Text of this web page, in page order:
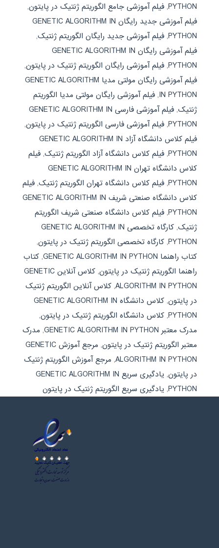
PYTHON
, فیلم آموزشی جامع الگوریتم ژنتیک در پایتون,
فیلم آموزشی جدید رایگان GENETIC ALGORITHM IN
PYTHON
, فیلم آموزشی جدید رایگان الگوریتم ژنتیک,
فیلم آموزشی رایگان GENETIC ALGORITHM IN
PYTHON
, فیلم آموزشی رایگان الگوریتم ژنتیک در پایتون,
فیلم آموزشی رایگان مولتی مدیا GENETIC ALGORITHM
IN PYTHON
, فیلم آموزشی رایگان مولتی مدیا الگوریتم
ژنتیک,
فیلم آموزشی فارسی GENETIC ALGORITHM IN
PYTHON
, فیلم آموزشی فارسی الگوریتم ژنتیک در پایتون,
فیلم کلاس دانشگاه آزاد GENETIC ALGORITHM IN
PYTHON
, فیلم کلاس دانشگاه آزاد الگوریتم ژنتیک, فیلم
کلاس دانشگاه تهران GENETIC ALGORITHM IN
PYTHON
, فیلم کلاس دانشگاه تهران الگوریتم ژنتیک, فیلم
کلاس دانشگاه صنعتی شریف GENETIC ALGORITHM IN
PYTHON
, فیلم کلاس دانشگاه صنعتی شریف الگوریتم
ژنتیک,
کارگاه تخصصی GENETIC ALGORITHM IN
PYTHON
, کارگاه تخصصی الگوریتم ژنتیک در پایتون,
کتاب راهنما GENETIC ALGORITHM IN PYTHON
, کتاب
راهنما الگوریتم ژنتیک در پایتون,
کلاس آنلاین GENETIC
ALGORITHM IN PYTHON
, کلاس آنلاین الگوریتم ژنتیک
در پایتون,
کلاس دانشگاه GENETIC ALGORITHM IN
PYTHON
, کلاس دانشگاه الگوریتم ژنتیک در پایتون,
مدرک معتبر GENETIC ALGORITHM IN PYTHON
, مدرک
معتبر الگوریتم ژنتیک در پایتون,
مرجع آموزش GENETIC
ALGORITHM IN PYTHON
, مرجع آموزش الگوریتم ژنتیک
در پایتون,
یادگیری سریع GENETIC ALGORITHM IN
PYTHON
, یادگیری سریع الگوریتم ژنتیک در پایتون